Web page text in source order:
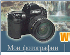
Мои фотографии